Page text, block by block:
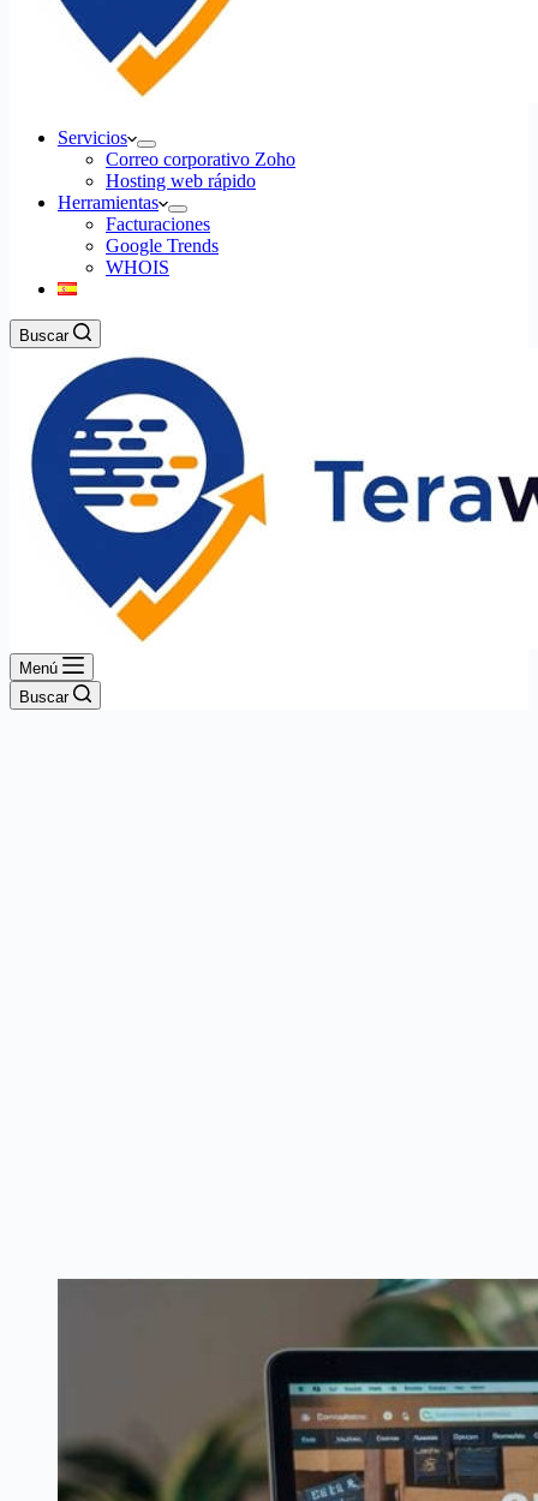
Servicios
Correo corporativo Zoho
Hosting web rápido
Herramientas
Facturaciones
Google Trends
WHOIS
Buscar
Menú
Buscar